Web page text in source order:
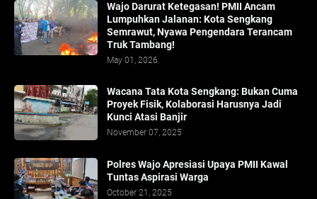
Wajo Darurat Ketegasan! PMII Ancam
Lumpuhkan Jalanan: Kota Sengkang
Semrawut, Nyawa Pengendara Terancam
Truk Tambang!
May 01, 2026
​Wacana Tata Kota Sengkang: Bukan Cuma
Proyek Fisik, Kolaborasi Harusnya Jadi
Kunci Atasi Banjir
November 07, 2025
Polres Wajo Apresiasi Upaya PMII Kawal
Tuntas Aspirasi Warga
October 21, 2025